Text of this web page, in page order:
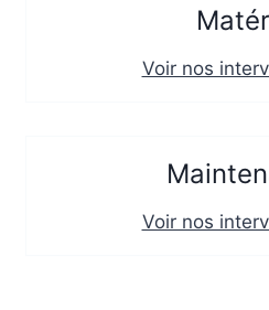
Voir nos
Voir nos